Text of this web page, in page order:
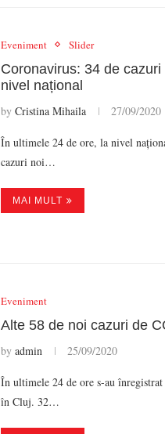
Eveniment Slider
Coronavirus: 34 de
nivel național
by Cristina Mihaila 27/09/2020
În ultimele 24 de ore, la nivel
cazuri noi…
MAI MULT
Eveniment
Alte 58 de noi cazuri de
by admin 25/09/2020
În ultimele 24 de ore s-au
în Cluj. 32…